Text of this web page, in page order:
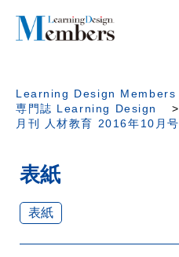
Learning Design Members
専門誌 Learning Design
月刊 人材教育 2016年10月号
表紙
表紙